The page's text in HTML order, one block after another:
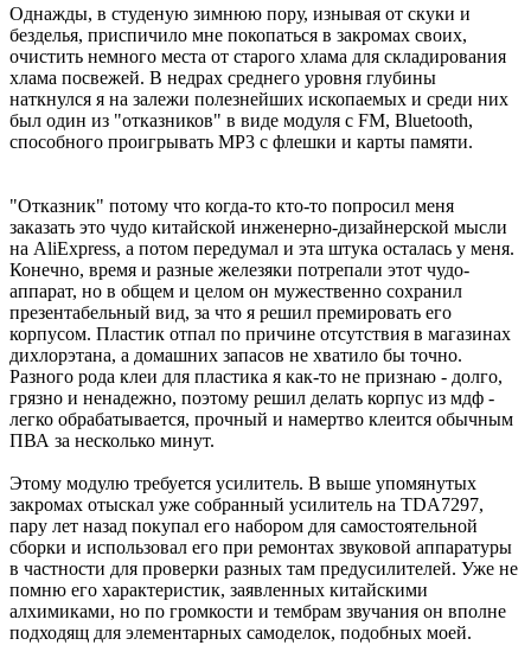
Однажды, в студеную зимнюю пору, изнывая от скуки и
безделья, приспичило мне покопаться в закромах своих,
очистить немного места от старого хлама для складирования
хлама посвежей. В недрах среднего уровня глубины
наткнулся я на залежи полезнейших ископаемых и среди них
был один из "отказников" в виде модуля с FM, Bluetooth,
способного проигрывать МР3 с флешки и карты памяти.
"Отказник" потому что когда-то кто-то попросил меня
заказать это чудо китайской инженерно-дизайнерской мысли
на AliExpress, а потом передумал и эта штука осталась у меня.
Конечно, время и разные железяки потрепали этот чудо-
аппарат, но в общем и целом он мужественно сохранил
презентабельный вид, за что я решил премировать его
корпусом. Пластик отпал по причине отсутствия в магазинах
дихлорэтана, а домашних запасов не хватило бы точно.
Разного рода клеи для пластика я как-то не признаю - долго,
грязно и ненадежно, поэтому решил делать корпус из мдф -
легко обрабатывается, прочный и намертво клеится обычным
ПВА за несколько минут.
Этому модулю требуется усилитель. В выше упомянутых
закромах отыскал уже собранный усилитель на TDA7297,
пару лет назад покупал его набором для самостоятельной
сборки и использовал его при ремонтах звуковой аппаратуры
в частности для проверки разных там предусилителей. Уже не
помню его характеристик, заявленных китайскими
алхимиками, но по громкости и тембрам звучания он вполне
подходящ для элементарных самоделок, подобных моей.